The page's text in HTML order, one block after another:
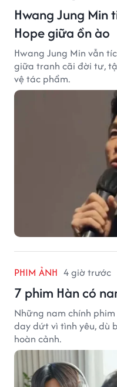
Hwang Jung Min
Hope giữa ồn ào
Hwang Jung Min vẫn
giữa tranh cãi đời tư,
vệ tác phẩm.
PHIM ẢNH 4 giờ trước
7 phim Hàn có
Những nam chính
day dứt vì tình yêu, dù
hoàn cảnh.